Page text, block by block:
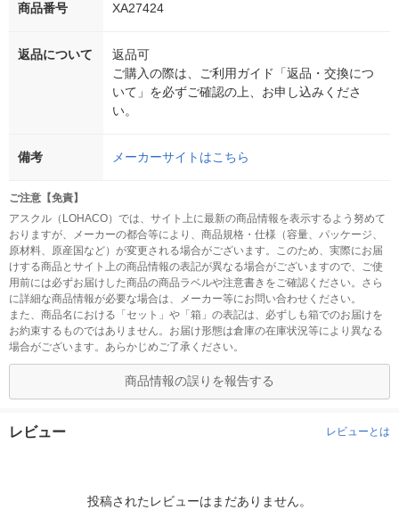
商品番号 XA27424
返品について
返品可
ご購入の際は、ご利用ガイド「返品・交換につ
いて」を必ずご確認の上、お申し込みくださ
い。
備考 メーカーサイトはこちら
ご注意【免責】
アスクル（LOHACO）では、サイト上に最新の商品情報を表示するよう努めて
おりますが、メーカーの都合等により、商品規格・仕様（容量、パッケージ、
原材料、原産国など）が変更される場合がございます。このため、実際にお届
けする商品とサイト上の商品情報の表記が異なる場合がございますので、ご使
用前には必ずお届けした商品の商品ラベルや注意書きをご確認ください。さら
に詳細な商品情報が必要な場合は、メーカー等にお問い合わせください。
また、商品名における「セット」や「箱」の表記は、必ずしも箱でのお届けを
お約束するものではありません。お届け形態は倉庫の在庫状況等により異なる
場合がございます。あらかじめご了承ください。
商品情報の誤りを報告する
レビュー レビューとは
投稿されたレビューはまだありません。